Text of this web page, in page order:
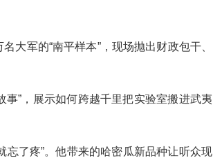
军的“南平样本”，现场抛出财政包干、
”，展示如何跨越千里把实验室搬进武夷
了疼”。他带来的哈密瓜新品种让听众现